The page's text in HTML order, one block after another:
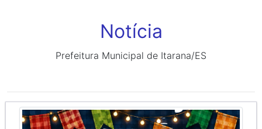
Notícia
Prefeitura Municipal de Itarana/ES